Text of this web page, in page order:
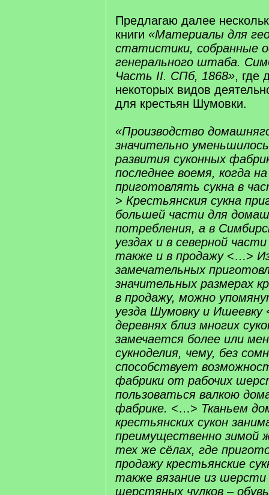
Предлагаю далее
книги «Материалы для
статистики, собранные
генерального штаба.
Часть II. СПб, 1868», где
некоторых видов
для крестьян Шумовки.
«Производство
значительно
развития суконных
последнее воемя, когда
приготовлять сукна в
> Крестьянския сукна
большей части для
потребления, а в
уездах и в северной
также и в продажу<…>
замечательных
значительных размерах
в продажу, можно
уезда Шумовку и Ишеевку
деревнях близ многих
замечается более или
сукноделия, чему, без
способствует
фабрики от рабочих
пользоваться валкою
фабрике. <…> Тканьем
крестьянских сукон
преимущественно
тех же сёлах, где
продажу крестьянские
также вязание из шерсти
шерстяных чулков –